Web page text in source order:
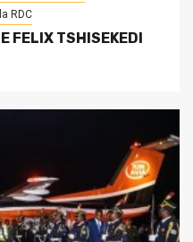
RDC
FELIX TSHISEKEDI